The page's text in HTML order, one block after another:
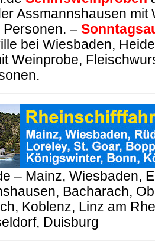
Assmannshausen mit
–
bei Wiesbaden,
Weinprobe,
– Mainz, Wiesbaden,
Bacharach,
Koblenz, Linz am
Duisburg